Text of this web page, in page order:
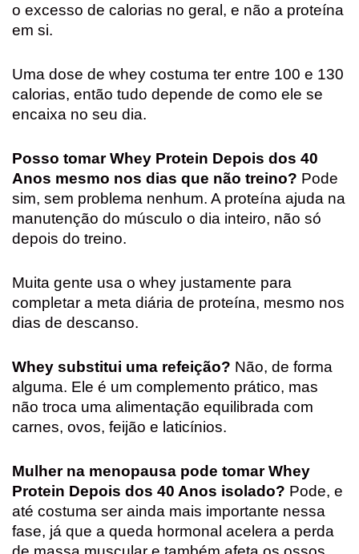
o excesso de calorias no geral, e não a proteína
em si.
Uma dose de whey costuma ter entre 100 e 130
calorias, então tudo depende de como ele se
encaixa no seu dia.
Posso tomar Whey Protein Depois dos 40
Anos mesmo nos dias que não treino? Pode
sim, sem problema nenhum. A proteína ajuda na
manutenção do músculo o dia inteiro, não só
depois do treino.
Muita gente usa o whey justamente para
completar a meta diária de proteína, mesmo nos
dias de descanso.
Whey substitui uma refeição? Não, de forma
alguma. Ele é um complemento prático, mas
não troca uma alimentação equilibrada com
carnes, ovos, feijão e laticínios.
Mulher na menopausa pode tomar Whey
Protein Depois dos 40 Anos isolado? Pode, e
até costuma ser ainda mais importante nessa
fase, já que a queda hormonal acelera a perda